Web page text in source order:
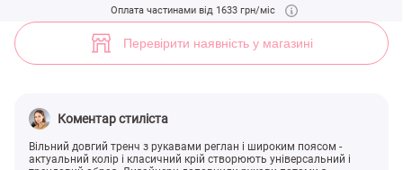
Оплата частинами від 1633 грн/міс
Перевірити наявність у магазині
Коментар стиліста
Вільний довгий тренч з рукавами реглан і широким поясом -
актуальний колір і класичний крій створюють універсальний і
Коричневий тренч з екошкіри (арт. 45528) ♡ інтернет-магазин Gepur